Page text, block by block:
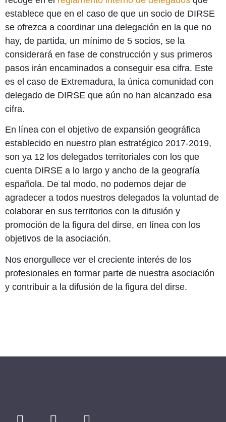
establece que en el caso de que un socio de DIRSE
se ofrezca a coordinar una delegación en la que no
hay, de partida, un mínimo de 5 socios, se la
considerará en fase de construcción y sus primeros
pasos irán encaminados a conseguir esa cifra. Este
es el caso de Extremadura, la única comunidad con
delegado de DIRSE que aún no han alcanzado esa
cifra.
En línea con el objetivo de expansión geográfica
establecido en nuestro plan estratégico 2017-2019,
son ya 12 los delegados territoriales con los que
cuenta DIRSE a lo largo y ancho de la geografía
española. De tal modo, no podemos dejar de
agradecer a todos nuestros delegados la voluntad de
colaborar en sus territorios con la difusión y
promoción de la figura del dirse, en línea con los
objetivos de la asociación.
Nos enorgullece ver el creciente interés de los
profesionales en formar parte de nuestra asociación
y contribuir a la difusión de la figura del dirse.